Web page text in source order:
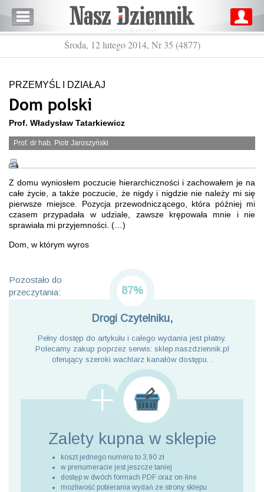
Środa, 12 lutego 2014, Nr 35 (4877)
PRZEMYŚL I DZIAŁAJ
Dom polski
Prof. Władysław Tatarkiewicz
Prof. dr hab. Piotr Jaroszyński
Z domu wyniosłem poczucie hierarchiczności i zachowałem je na
całe życie, a także poczucie, że nigdy i nigdzie nie należy mi się
pierwsze miejsce. Pozycja przewodniczącego, która później mi
czasem przypadała w udziale, zawsze krępowała mnie i nie
sprawiała mi przyjemności. (…)
Dom, w którym wyros
Pozostało do
przeczytania:
87%
Drogi Czytelniku,
Pełny dostęp do artykułu i całego wydania jest płatny.
Polecamy zakup poprzez serwis: sklep.naszdziennik.pl
oferujący szeroki wachlarz kanałów dostępu. .
Zalety kupna w sklepie
koszt jednego numeru to 3,90 zł
w prenumeracie jest jeszcze taniej
dostęp w dwóch formach PDF oraz on-line
możliwość pobierania wydań ze strony sklepu